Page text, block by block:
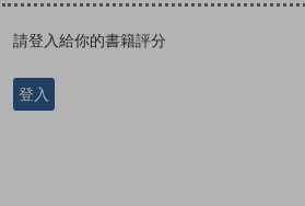
請登入給你的書籍評分
登入